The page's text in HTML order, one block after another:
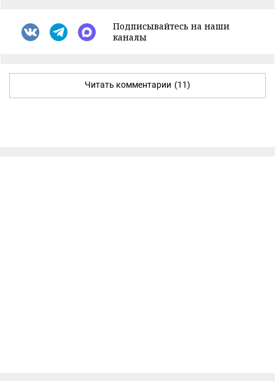
Подписывайтесь на наши
каналы
Читать комментарии (11)